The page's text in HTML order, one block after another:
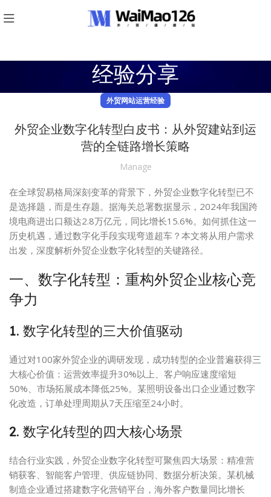
经验分享
外贸网站运营经验
外贸企业数字化转型白皮书：从外贸建站到运
营的全链路增长策略
Manage
在全球贸易格局深刻变革的背景下，外贸企业数字化转型已不
是选择题，而是生存题。据海关总署数据显示，2024年我国跨
境电商进出口额达2.8万亿元，同比增长15.6%。如何抓住这一
历史机遇，通过数字化手段实现弯道超车？本文将从用户需求
出发，深度解析外贸企业数字化转型的关键路径。
一、数字化转型：重构外贸企业核心竞
争力
1. 数字化转型的三大价值驱动
通过对100家外贸企业的调研发现，成功转型的企业普遍获得三
大核心价值：运营效率提升30%以上、客户响应速度缩短
50%、市场拓展成本降低25%。某照明设备出口企业通过数字
化改造，订单处理周期从7天压缩至24小时。
2. 数字化转型的四大核心场景
结合行业实践，外贸企业数字化转型可聚焦四大场景：精准营
销获客、智能客户管理、供应链协同、数据分析决策。某机械
制造企业通过搭建数字化营销平台，海外客户数量同比增长